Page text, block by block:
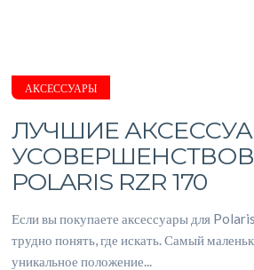
АКСЕССУАРЫ
ЛУЧШИЕ
POLARIS RZR 170
Если вы покупаете аксессуары для
трудно понять, где искать. Самый
уникальное положение...